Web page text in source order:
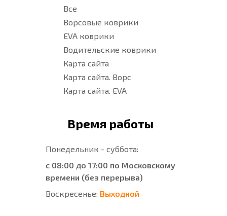
Все
Ворсовые коврики
EVA коврики
Водительские коврики
Карта сайта
Карта сайта. Ворс
Карта сайта. EVA
Время работы
Понедельник - суббота:
с 08:00 до 17:00 по Московскому
времени (без перерыва)
Воскресенье: Выходной